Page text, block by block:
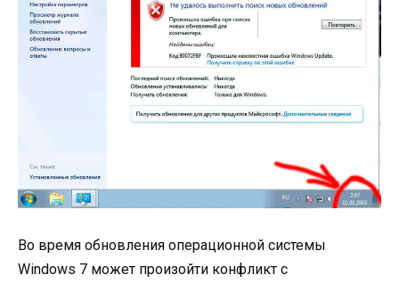
Во время обновления операционной системы
Windows 7 может произойти конфликт с